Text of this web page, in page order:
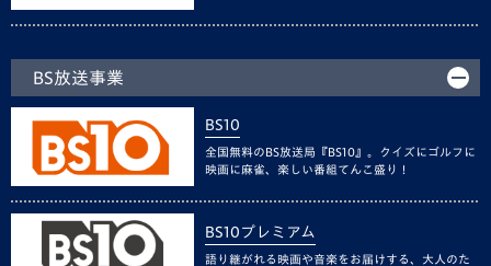
BS放送事業
BS10
全国無料のBS放送局『BS10』。クイズにゴルフに
映画に麻雀、楽しい番組てんこ盛り！
BS10プレミアム
語り継がれる映画や音楽をお届けする、大人のた